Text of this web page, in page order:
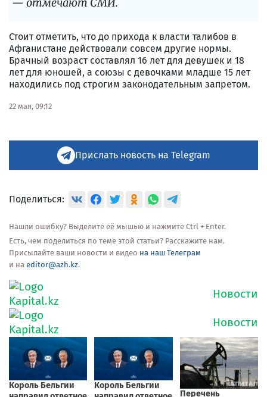
Стоит отметить, что до прихода к власти талибов в
Афганистане действовали совсем другие нормы.
Брачный возраст составлял 16 лет для девушек и 18
лет для юношей, а союзы с девочками младше 15 лет
находились под строгим законодательным запретом.
22 мая, 09:12
Прислать новость на Telegram
Поделиться:
Нашли ошибку? Выделите её мышью и нажмите Ctrl + Enter.
Есть, чем поделиться по теме этой статьи? Расскажите нам.
Присылайте ваши новости и видео на наш Телеграм
и на editor@azh.kz.